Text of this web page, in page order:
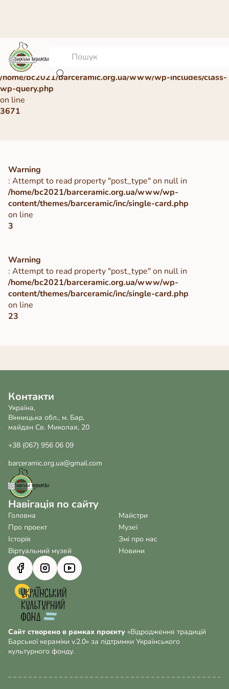
Warning
: Undefined array key 0 in
/home/bc2021/barceramic.org.ua/www/wp-includes/class-
wp-query.php
on line
3671
Warning
: Attempt to read property "post_type" on null in
/home/bc2021/barceramic.org.ua/www/wp-
content/themes/barceramic/inc/single-card.php
on line
3
Warning
: Attempt to read property "post_type" on null in
/home/bc2021/barceramic.org.ua/www/wp-
content/themes/barceramic/inc/single-card.php
on line
23
Контакти
Україна,
Вінницька обл., м. Бар,
майдан Св. Миколая, 20
+38 (067) 956 06 09
barceramic.org.ua@gmail.com
Навігація по сайту
Головна
Про проект
Історія
Віртуальний музей
Майстри
Музеї
Змі про нас
Новини
Сайт створено в рамках проєкту «Відродження традицій
Барської кераміки v.2.0» за підтримки Українського
культурного фонду.